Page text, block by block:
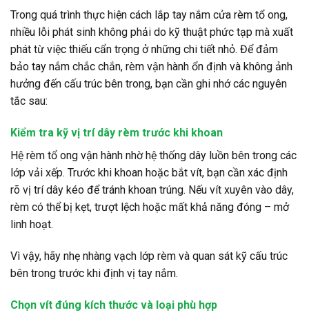
Trong quá trình thực hiện cách lắp tay nắm cửa rèm tổ ong,
nhiều lỗi phát sinh không phải do kỹ thuật phức tạp mà xuất
phát từ việc thiếu cẩn trọng ở những chi tiết nhỏ. Để đảm
bảo tay nắm chắc chắn, rèm vận hành ổn định và không ảnh
hưởng đến cấu trúc bên trong, bạn cần ghi nhớ các nguyên
tắc sau:
Kiểm tra kỹ vị trí dây rèm trước khi khoan
Hệ rèm tổ ong vận hành nhờ hệ thống dây luồn bên trong các
lớp vải xếp. Trước khi khoan hoặc bắt vít, bạn cần xác định
rõ vị trí dây kéo để tránh khoan trúng. Nếu vít xuyên vào dây,
rèm có thể bị kẹt, trượt lệch hoặc mất khả năng đóng – mở
linh hoạt.
Vì vậy, hãy nhẹ nhàng vạch lớp rèm và quan sát kỹ cấu trúc
bên trong trước khi định vị tay nắm.
Chọn vít đúng kích thước và loại phù hợp